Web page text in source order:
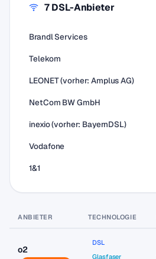
7 DSL-Anbieter
Brandl Services
Telekom
LEONET (vorher: Amplus AG)
NetCom BW GmbH
inexio (vorher: BayernDSL)
Vodafone
1&1
ANBIETER TECHNOLOGIE
o2
DSL
Glasfaser